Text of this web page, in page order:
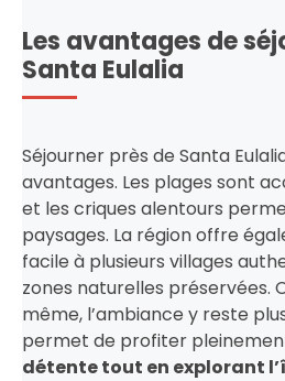
Les avantages de
Santa Eulalia
Séjourner près de Santa
avantages. Les plages sont
et les criques alentours
paysages. La région offre
facile à plusieurs villages
zones naturelles préservées.
même, l’ambiance y reste
permet de profiter
détente tout en explorant